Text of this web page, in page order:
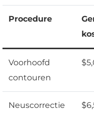
Procedure
Voorhoofd
contouren
Neuscorrectie